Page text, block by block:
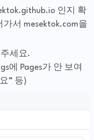
인지 확
서 mesektok.com을
세요.
에 Pages가 안 보여
” 등)